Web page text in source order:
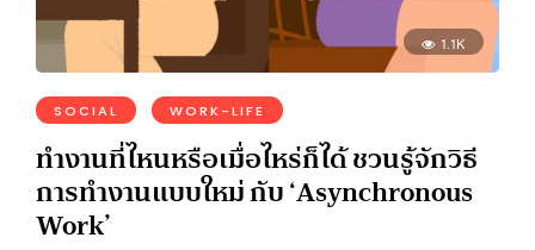
1.1K
SOCIAL WORK-LIFE
ทำงานที่ไหนหรือเมื่อไหร่ก็ได้ ชวนรู้จักวิธี
การทำงานแบบใหม่ กับ ‘Asynchronous
Work’